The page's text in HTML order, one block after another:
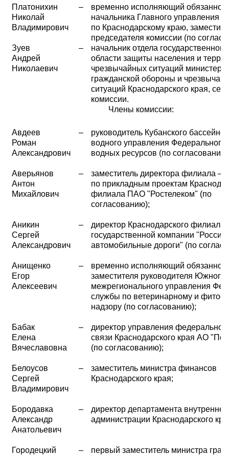
Платонихин
Николай
Владимирович
–
временно исполняющий
начальника Главного управления
по Краснодарскому краю,
председателя комиссии (по
Зуев
Андрей
Николаевич
–
начальник отдела
области защиты населения и
чрезвычайных ситуаций
гражданской обороны и
ситуаций Краснодарского края,
комиссии.
Члены комиссии:
Авдеев
Роман
Александрович
–
руководитель Кубанского
водного управления Федерального
водных ресурсов (по
Аверьянов
Антон
Михайлович
–
заместитель директора филиала –
по прикладным проектам
филиала ПАО "Ростелеком" (по
согласованию);
Аникин
Сергей
Александрович
–
директор Краснодарского филиала
государственной компании
автомобильные дороги" (по
Анищенко
Егор
Алексеевич
–
временно исполняющий
заместителя руководителя Южного
межрегионального управления
службы по ветеринарному и
надзору (по согласованию);
Бабак
Елена
Вячеславовна
–
директор управления федеральной
связи Краснодарского края АО
(по согласованию);
Белоусов
Сергей
Владимирович
–
заместитель министра финансов
Краснодарского края;
Бородавка
Александр
Анатольевич
–
директор департамента
администрации Краснодарского
Городецкий – первый заместитель министра